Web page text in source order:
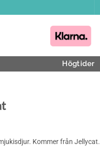
Högtider
Kommer från Jellycat.